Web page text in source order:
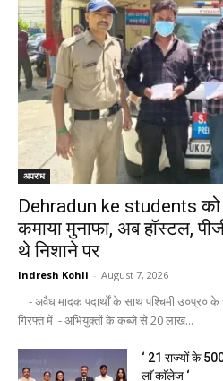
अपराध
Dehradun ke students को
कमाया मुनाफा, अब हॉस्टल,
थे निशाने पर
Indresh Kohli - August 7, 2026
- अवैध मादक पदार्थों के साथ पश्चिमी उ०प्र०
गिरफ्त में - अभियुक्तों के कब्जे से 20 लाख...
‘ 21 राज्यों के
लाॅ काॅलेज ‘